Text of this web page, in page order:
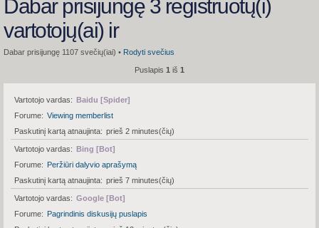
Dabar prisijungę 3 registruotų(i)
vartotojų(ai) ir
Dabar prisijungę 1107 svečių(iai) • Rodyti svečius
Puslapis 1 iš 1
Vartotojo vardas
Baidu [Spider]
Forume
Viewing memberlist
Paskutinį kartą atnaujinta
prieš 2 minutes(čių)
Vartotojo vardas
Bing [Bot]
Forume
Peržiūri dalyvio aprašymą
Paskutinį kartą atnaujinta
prieš 7 minutes(čių)
Vartotojo vardas
Google [Bot]
Forume
Pagrindinis diskusijų puslapis